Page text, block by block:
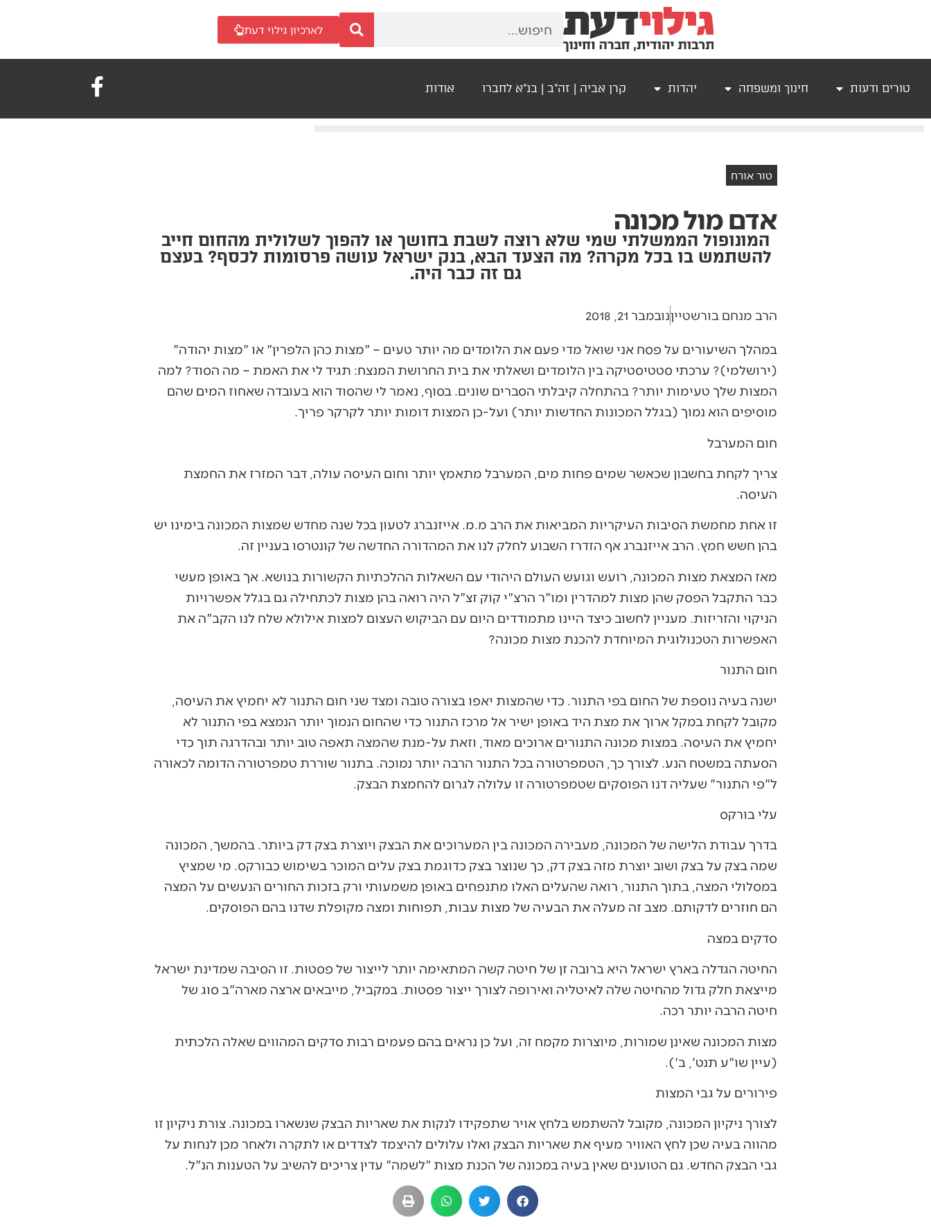
לארכיון גילוי דעת
טורים ודעות חינוך ומשפחה יהדות קרן אביה | זה"ב | בנ"א לחברו אודות
טור אורח
אדם מול מכונה
המונופול הממשלתי שמי שלא רוצה לשבת בחושך או להפוך לשלולית מהחום חייב
להשתמש בו בכל מקרה? מה הצעד הבא, בנק ישראל עושה פרסומות לכסף? בעצם
גם זה כבר היה.
הרב מנחם בורשטייןנובמבר 21, 2018
במהלך השיעורים על פסח אני שואל מדי פעם את הלומדים מה יותר טעים – "מצות כהן הלפרין" או "מצות יהודה"
(ירושלמי)? ערכתי סטטיסטיקה בין הלומדים ושאלתי את בית החרושת המנצח: תגיד לי את האמת – מה הסוד? למה
המצות שלך טעימות יותר? בהתחלה קיבלתי הסברים שונים. בסוף, נאמר לי שהסוד הוא בעובדה שאחוז המים שהם
מוסיפים הוא נמוך (בגלל המכונות החדשות יותר) ועל-כן המצות דומות יותר לקרקר פריך.
חום המערבל
צריך לקחת בחשבון שכאשר שמים פחות מים, המערבל מתאמץ יותר וחום העיסה עולה, דבר המזרז את החמצת
העיסה.
זו אחת מחמשת הסיבות העיקריות המביאות את הרב מ.מ. אייזנברג לטעון בכל שנה מחדש שמצות המכונה בימינו יש
בהן חשש חמץ. הרב אייזנברג אף הזדרז השבוע לחלק לנו את המהדורה החדשה של קונטרסו בעניין זה.
מאז המצאת מצות המכונה, רועש וגועש העולם היהודי עם השאלות ההלכתיות הקשורות בנושא. אך באופן מעשי
כבר התקבל הפסק שהן מצות למהדרין ומו"ר הרצ"י קוק זצ"ל היה רואה בהן מצות לכתחילה גם בגלל אפשרויות
הניקוי והזריזות. מעניין לחשוב כיצד היינו מתמודדים היום עם הביקוש העצום למצות אילולא שלח לנו הקב"ה את
האפשרות הטכנולוגית המיוחדת להכנת מצות מכונה?
חום התנור
ישנה בעיה נוספת של החום בפי התנור. כדי שהמצות יאפו בצורה טובה ומצד שני חום התנור לא יחמיץ את העיסה,
מקובל לקחת במקל ארוך את מצת היד באופן ישיר אל מרכז התנור כדי שהחום הנמוך יותר הנמצא בפי התנור לא
יחמיץ את העיסה. במצות מכונה התנורים ארוכים מאוד, וזאת על-מנת שהמצה תאפה טוב יותר ובהדרגה תוך כדי
הסעתה במשטח הנע. לצורך כך, הטמפרטורה בכל התנור הרבה יותר נמוכה. בתנור שוררת טמפרטורה הדומה לכאורה
ל"פי התנור" שעליה דנו הפוסקים שטמפרטורה זו עלולה לגרום להחמצת הבצק.
עלי בורקס
בדרך עבודת הלישה של המכונה, מעבירה המכונה בין המערוכים את הבצק ויוצרת בצק דק ביותר. בהמשך, המכונה
שמה בצק על בצק ושוב יוצרת מזה בצק דק, כך שנוצר בצק כדוגמת בצק עלים המוכר בשימוש כבורקס. מי שמציץ
במסלולי המצה, בתוך התנור, רואה שהעלים האלו מתנפחים באופן משמעותי ורק בזכות החורים הנעשים על המצה
הם חוזרים לדקותם. מצב זה מעלה את הבעיה של מצות עבות, תפוחות ומצה מקופלת שדנו בהם הפוסקים.
סדקים במצה
החיטה הגדלה בארץ ישראל היא ברובה זן של חיטה קשה המתאימה יותר לייצור של פסטות. זו הסיבה שמדינת ישראל
מייצאת חלק גדול מהחיטה שלה לאיטליה ואירופה לצורך ייצור פסטות. במקביל, מייבאים ארצה מארה"ב סוג של
חיטה הרבה יותר רכה.
מצות המכונה שאינן שמורות, מיוצרות מקמח זה, ועל כן נראים בהם פעמים רבות סדקים המהווים שאלה הלכתית
(עיין שו"ע תנט', ב').
פירורים על גבי המצות
לצורך ניקיון המכונה, מקובל להשתמש בלחץ אויר שתפקידו לנקות את שאריות הבצק שנשארו במכונה. צורת ניקיון זו
מהווה בעיה שכן לחץ האוויר מעיף את שאריות הבצק ואלו עלולים להיצמד לצדדים או לתקרה ולאחר מכן לנחות על
גבי הבצק החדש. גם הטוענים שאין בעיה במכונה של הכנת מצות "לשמה" עדין צריכים להשיב על הטענות הנ"ל.